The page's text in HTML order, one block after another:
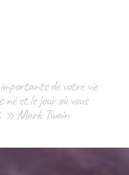
de votre vie
né et le jour où vous
» Mark Twain